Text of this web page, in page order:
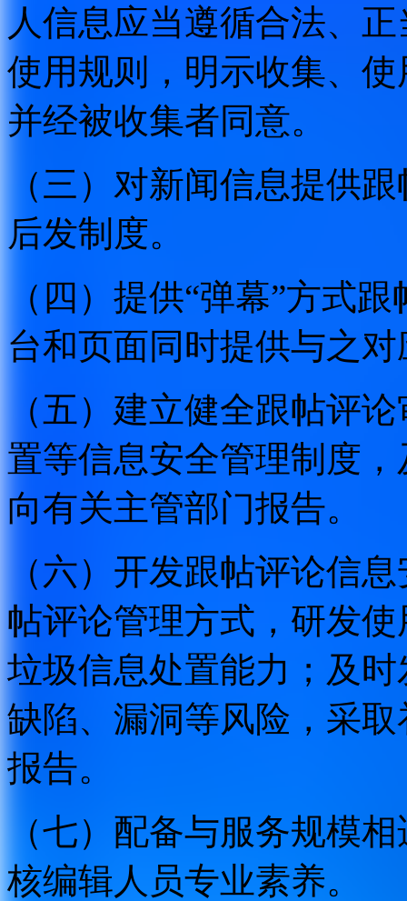
人信息应当遵循合法、
使用规则，明示收集、
并经被收集者同意。
（三）对新闻信息提供
后发制度。
（四）提供“弹幕”方式
台和页面同时提供与之
（五）建立健全跟帖评
置等信息安全管理制度
向有关主管部门报告。
（六）开发跟帖评论信
帖评论管理方式，研发
垃圾信息处置能力；及
缺陷、漏洞等风险，采
报告。
（七）配备与服务规模
核编辑人员专业素养。